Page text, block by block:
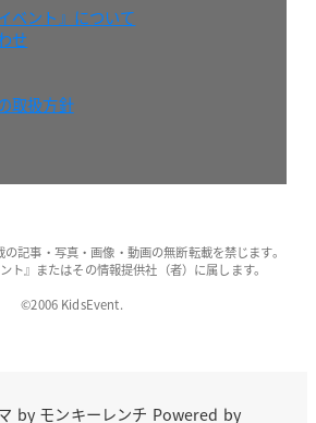
ベント』について
せ
取扱方針
の記事・写真・画像・動画の無断転載を禁じます。
ト』またはその情報提供社（者）に属します。
©2006 KidsEvent.
by モンキーレンチ Powered by